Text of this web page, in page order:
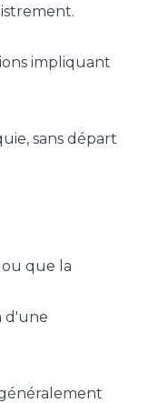
impliquant
sans départ
ou que la
d'une